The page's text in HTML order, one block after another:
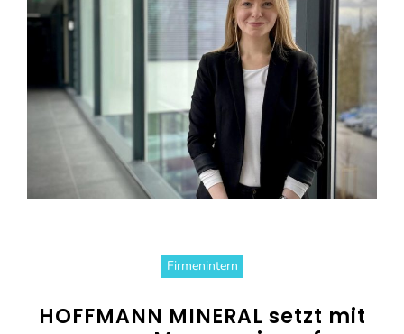
Firmenintern
HOFFMANN MINERAL setzt mit